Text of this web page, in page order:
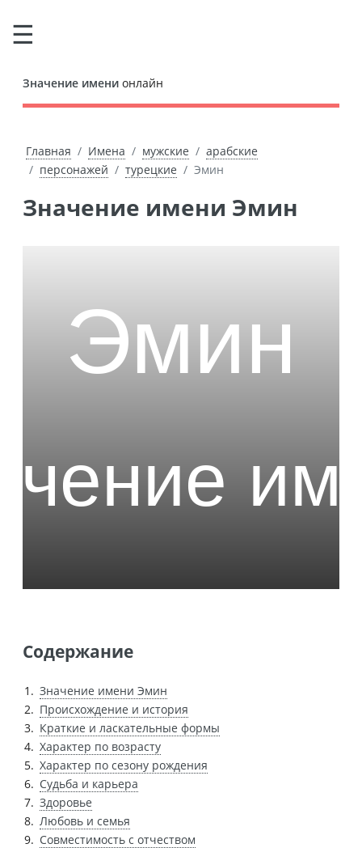
Значение имени онлайн
Главная Имена мужские
арабские
персонажей
турецкие Эмин
Значение имени Эмин
Содержание
Значение имени Эмин
Происхождение и история
Краткие и ласкательные формы
Характер по возрасту
Характер по сезону рождения
Судьба и карьера
Здоровье
Любовь и семья
Совместимость с отчеством